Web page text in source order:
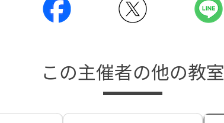
この主催者の他の教室